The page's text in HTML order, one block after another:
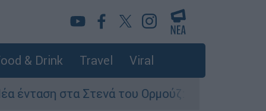
& Drink Travel Viral
στα Στενά του Ορμούζ: Πετρελαιοφόρο του